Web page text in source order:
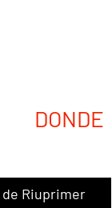
de Riuprimer